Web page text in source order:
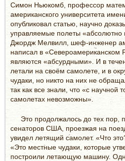
Симон Ньюкомб, профессор
американского университета
опубликовал статью, научно
управляемые полеты
Джордж Мелвилл, шеф-инженер
написал в «Североамериканском
являются «абсурдными». И в
летали на своём самолете, и в
чудаки, но никто на них не
так как все знали, что «с научной
самолетах невозможны».
Это продолжалось до тех пор,
сенаторов США, проезжая на
увидел летящий самолет. «Что
«Это местные чудаки, которые
построили летающую машину.